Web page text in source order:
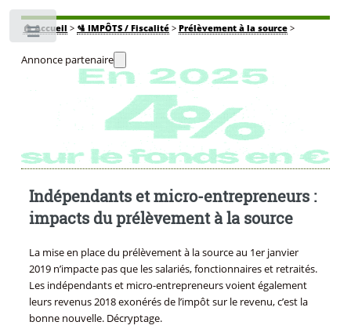
🏠Accueil > 🛂 IMPÔTS / Fiscalité> Prélèvement à la source>
Annonce partenaire
Indépendants et micro-entrepreneurs :
impacts du prélèvement à la source
La mise en place du prélèvement à la source au 1er janvier
2019 n’impacte pas que les salariés, fonctionnaires et retraités.
Les indépendants et micro-entrepreneurs voient également
leurs revenus 2018 exonérés de l’impôt sur le revenu, c’est la
bonne nouvelle. Décryptage.
Toggle